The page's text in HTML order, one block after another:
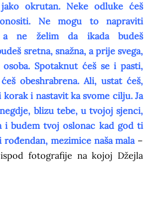
okrutan. Neke odluke ćeš
Ne mogu to napraviti
a ne želim da ikada budeš
sretna, snažna, a prije svega,
Spotaknut ćeš se i pasti,
obeshrabrena. Ali, ustat ćeš,
i nastavit ka svome cilju. Ja
blizu tebe, u tvojoj sjenci,
i budem tvoj oslonac kad god ti
rođendan, mezimice naša mala–
fotografije na kojoj Džejla